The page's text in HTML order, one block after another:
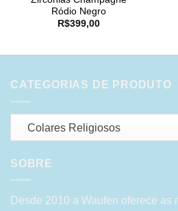
Ródio Negro
R$399,00
CATEGORIAS DE PRODUTO
Colares Religiosos
SOBRE
Desde 2010 a Waufen oferece as